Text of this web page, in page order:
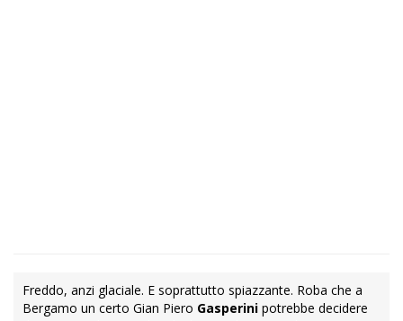
Freddo, anzi glaciale. E soprattutto spiazzante. Roba che a
Bergamo un certo Gian Piero Gasperini potrebbe decidere